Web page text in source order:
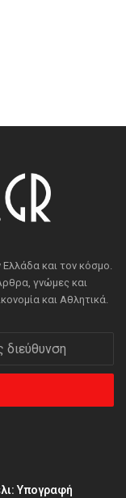
Ελλάδα και τον κόσμο.
γνώμες και
και Αθλητικά.
Υπογραφή